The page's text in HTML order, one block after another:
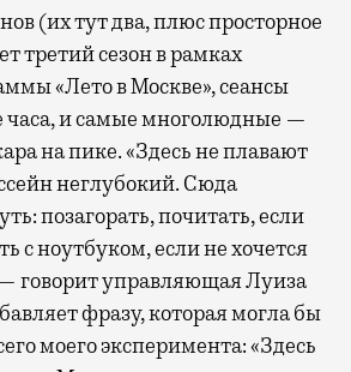
(их тут два, плюс просторное
третий сезон в рамках
«Лето в Москве», сеансы
часа, и самые многолюдные —
на пике. «Здесь не плавают
неглубокий. Сюда
позагорать, почитать, если
с ноутбуком, если не хочется
говорит управляющая Луиза
фразу, которая могла бы
моего эксперимента: «Здесь